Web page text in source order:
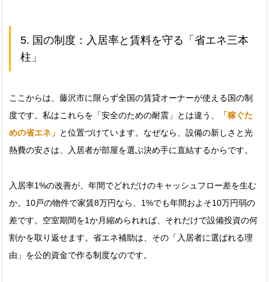
5. 国の制度：入居率と賃料を守る「省エネ三本
柱」
ここからは、藤沢市に限らず全国の賃貸オーナーが使える国の制
度です。私はこれらを「安全のための耐震」とは違う、
「稼ぐた
めの省エネ」 と位置づけています。なぜなら、設備の新しさと光
熱費の安さは、入居者が部屋を選ぶ決め手に直結するからです。
入居率1%の改善が、年間でどれだけのキャッシュフロー差を生む
か。10戸の物件で家賃8万円なら、1%でも年間およそ10万円弱の
差です。空室期間を1か月縮められれば、それだけで設備投資の何
割かを取り返せます。省エネ補助は、その「入居者に選ばれる理
由」を公的資金で作る制度なのです。